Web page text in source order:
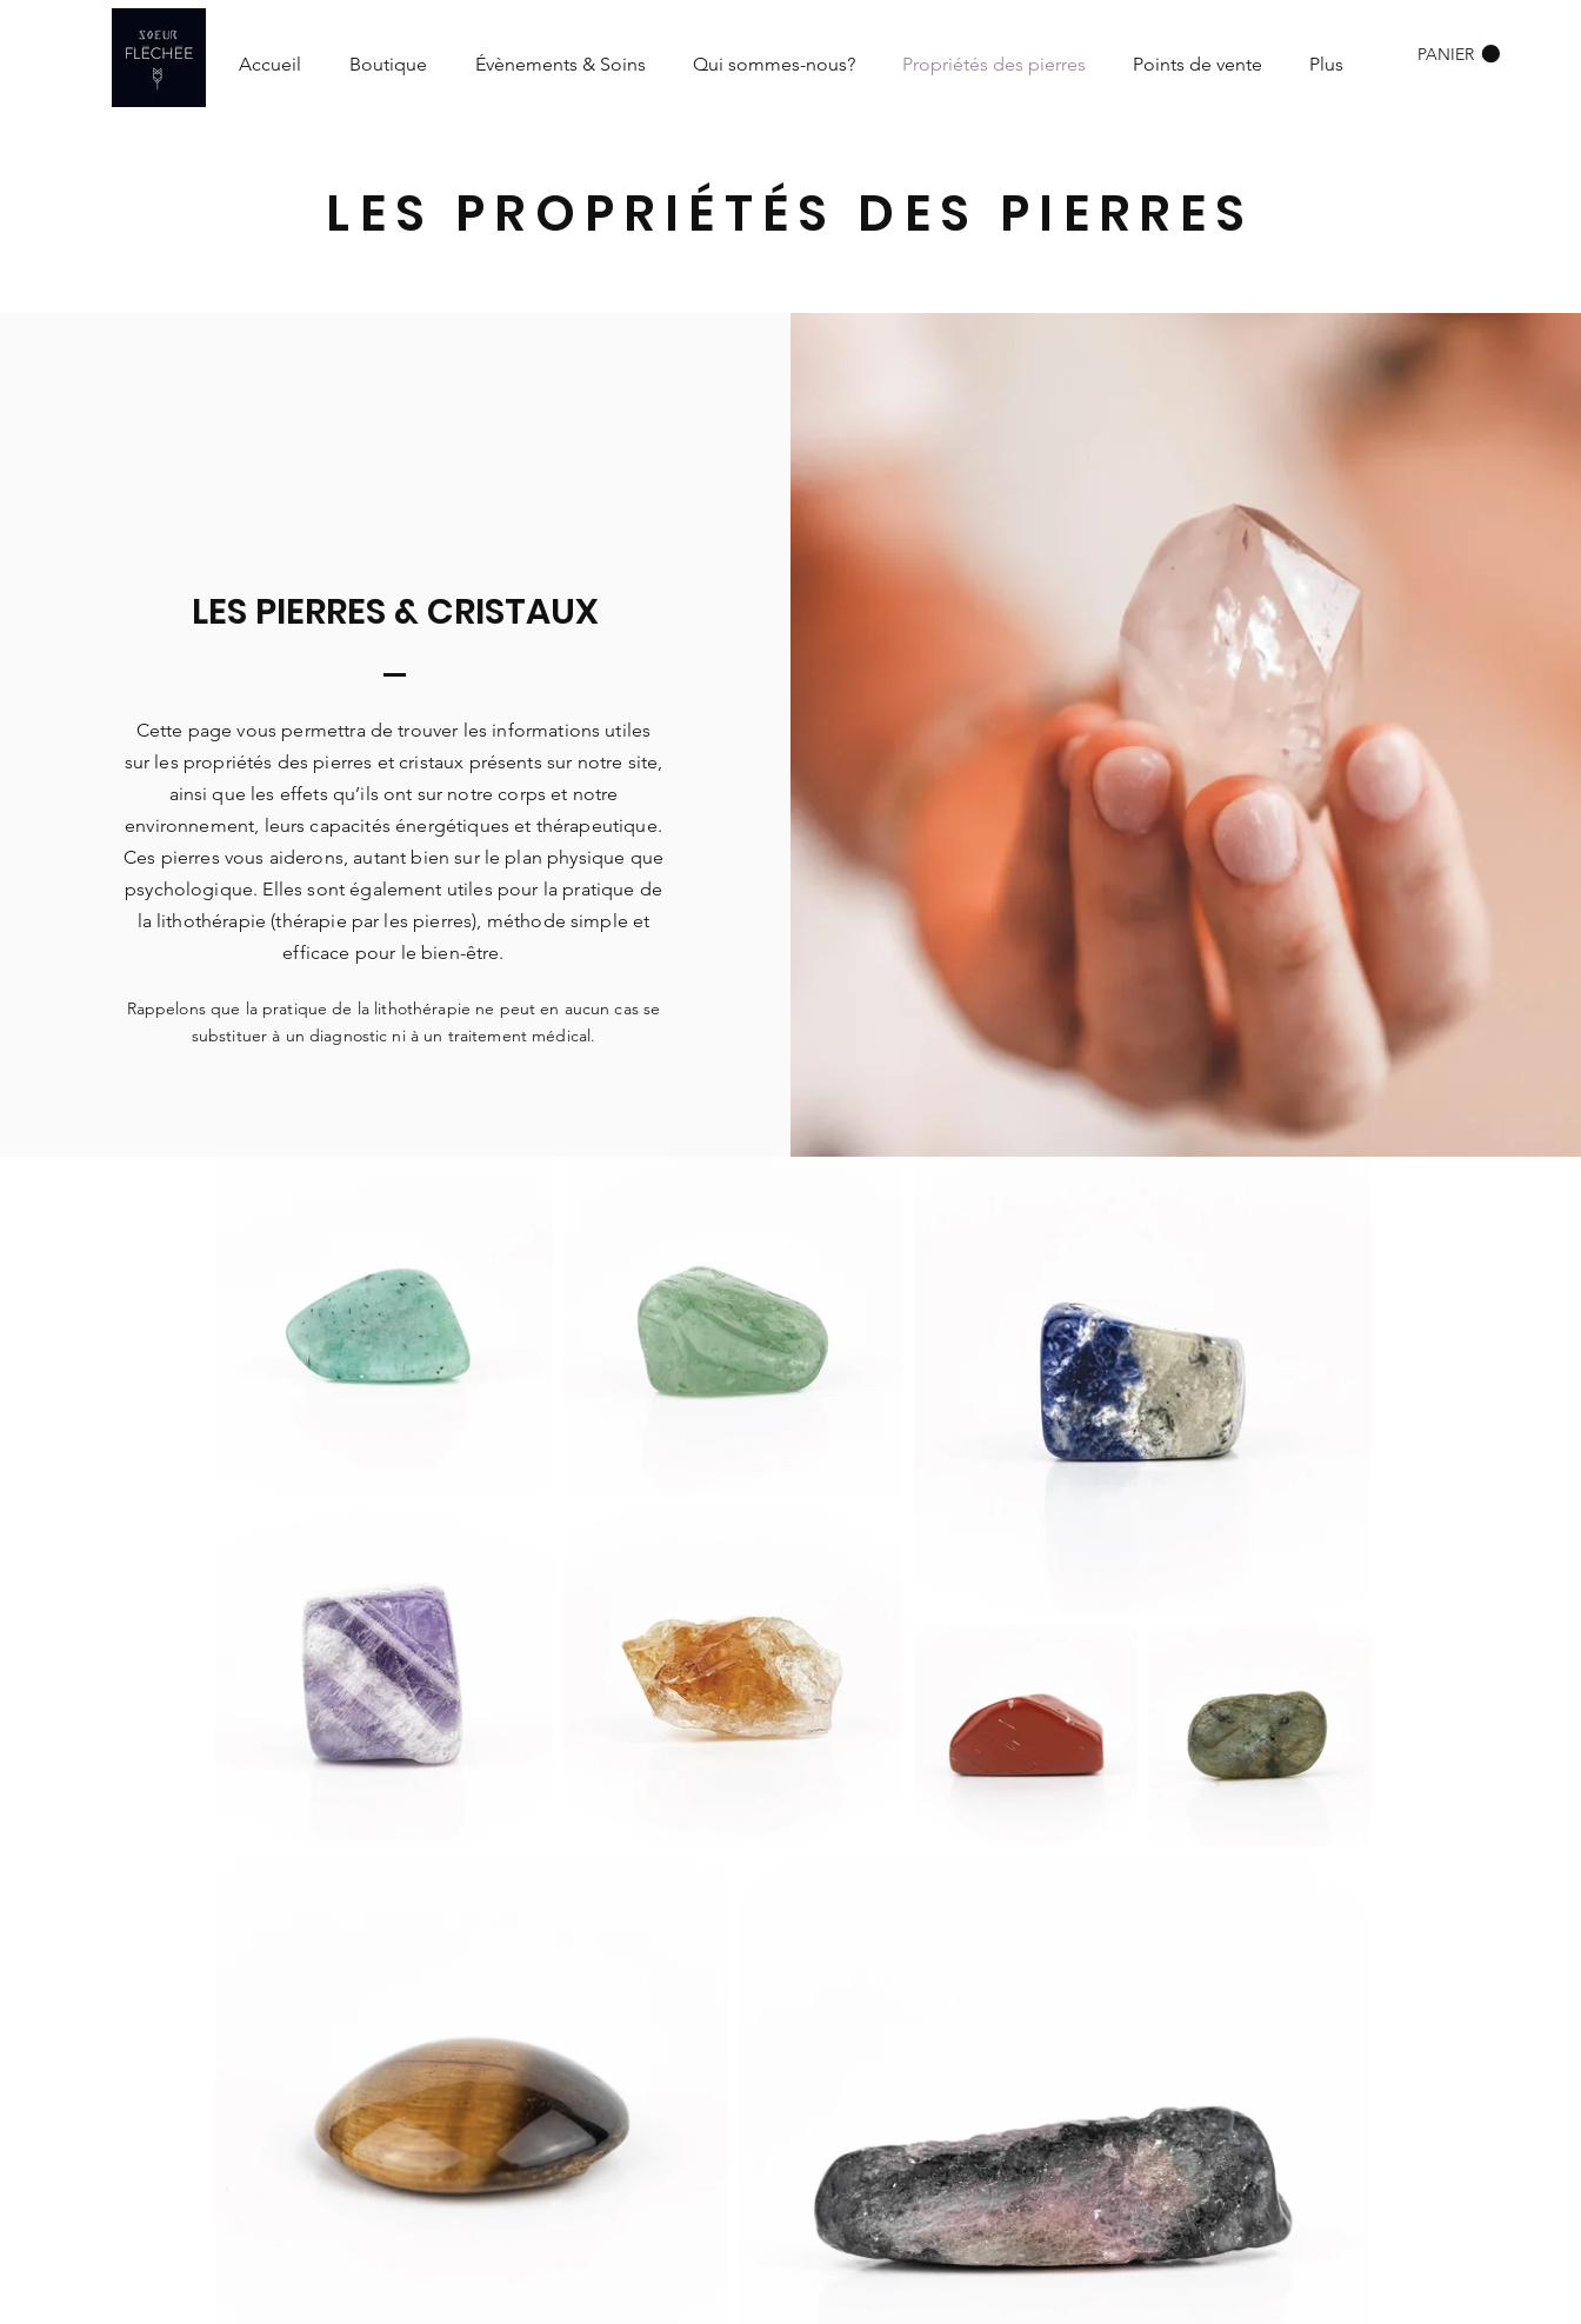
PANIER
Accueil Boutique Évènements & Soins Qui sommes-nous? Propriétés des pierres Points de vente Plus
LES PROPRIÉTÉS DES PIERRES
LES PIERRES & CRISTAUX
Cette page vous permettra de trouver les informations utiles
sur les propriétés des pierres et cristaux présents sur notre site,
ainsi que les effets qu’ils ont sur notre corps et notre
environnement, leurs capacités énergétiques et thérapeutique.
Ces pierres vous aiderons, autant bien sur le plan physique que
psychologique. Elles sont également utiles pour la pratique de
la lithothérapie (thérapie par les pierres), méthode simple et
efficace pour le bien-être.
Rappelons que la pratique de la lithothérapie ne peut en aucun cas se
substituer à un diagnostic ni à un traitement médical.